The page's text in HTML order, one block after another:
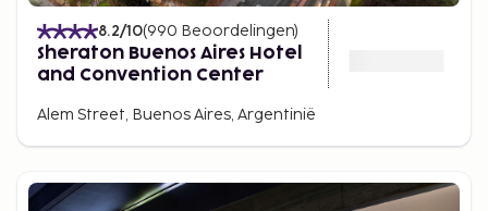
8.2/10(990 Beoordelingen)
Sheraton Buenos Aires Hotel
and Convention Center
Alem Street, Buenos Aires, Argentinië